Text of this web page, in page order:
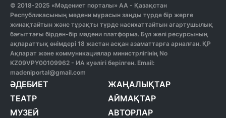
© 2018-2025 «Мәдениет порталы» АА - Қазақстан
Республикасының мәдени мұрасын заңды түрде бір жерге
жинақтайтын және тұрақты түрде насихаттайтын ағартушылық
бағыттағы бірден-бір мәдени платформа. Бұл желі ресурсының
ақпараттық өнімдері 18 жастан асқан азаматтарға арналған. ҚР
Ақпарат және коммуникациялар министрлігінің No
KZ09VPY00109962 - ИА куәлігі берілген. Email:
madeniportal@gmail.com
ӘДЕБИЕТ
ТЕАТР
МУЗЕЙ
ЖАҢАЛЫҚТАР
АЙМАҚТАР
АВТОРЛАР